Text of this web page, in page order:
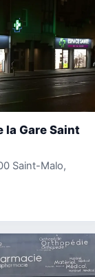
la Gare Saint
Saint-Malo,